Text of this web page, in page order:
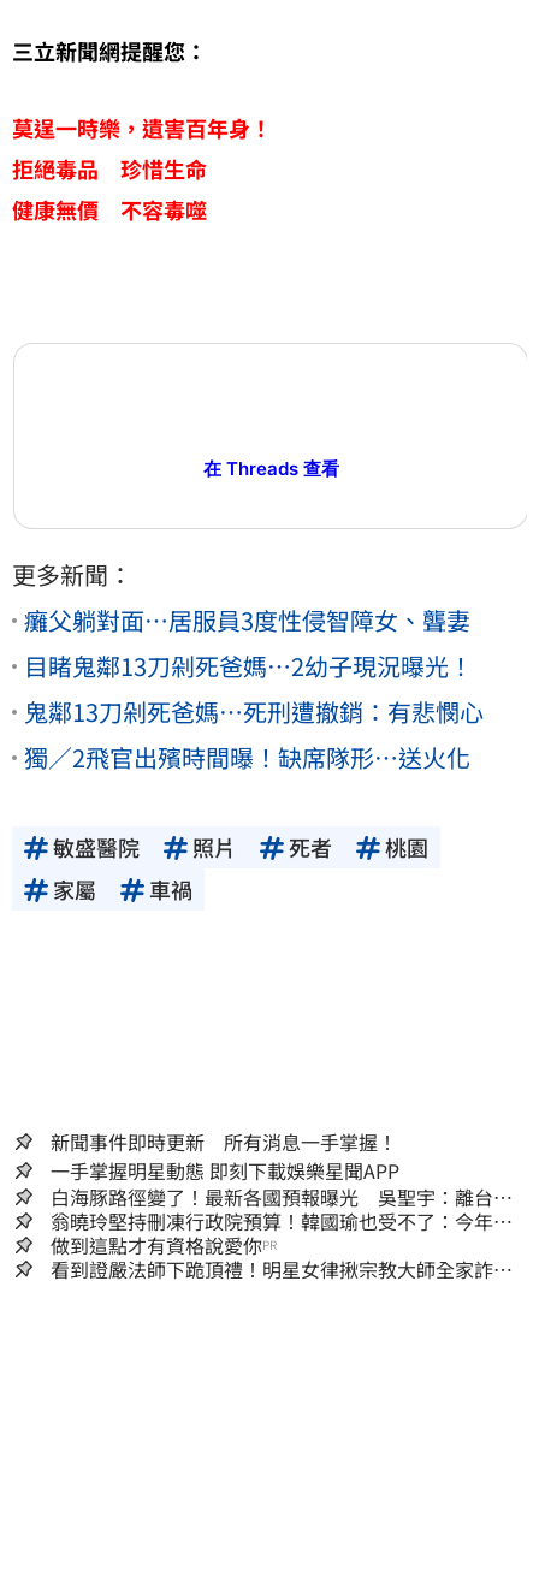
三立新聞網提醒您：
莫逞一時樂，遺害百年身！
拒絕毒品 珍惜生命
健康無價 不容毒噬
在 Threads 查看
更多新聞：
癱父躺對面…居服員3度性侵智障女、聾妻
目睹鬼鄰13刀剁死爸媽…2幼子現況曝光！
鬼鄰13刀剁死爸媽…死刑遭撤銷：有悲憫心
獨／2飛官出殯時間曝！缺席隊形…送火化
敏盛醫院 照片 死者
桃園
家屬
車禍
新聞事件即時更新 所有消息一手掌握！
一手掌握明星動態 即刻下載娛樂星聞APP
白海豚路徑變了！最新各國預報曝光 吳聖宇：離台灣
又更近一點
翁曉玲堅持刪凍行政院預算！韓國瑜也受不了：今年剩4
個月你思考一下
做到這點才有資格說愛你PR
看到證嚴法師下跪頂禮！明星女律揪宗教大師全家詐慈